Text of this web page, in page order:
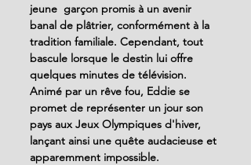
jeune  garçon promis à un avenir
banal de plâtrier, conformément à la
tradition familiale. Cependant, tout
bascule lorsque le destin lui offre
quelques minutes de télévision.
Animé par un rêve fou, Eddie se
promet de représenter un jour son
pays aux Jeux Olympiques d'hiver,
lançant ainsi une quête audacieuse et
apparemment impossible.